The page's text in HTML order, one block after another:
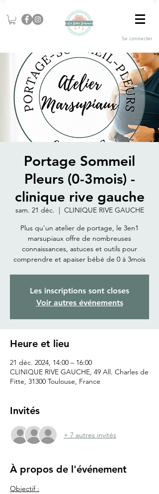
Se connecter
Portage Sommeil
Pleurs (0-3mois) -
clinique rive gauche
sam. 21 déc.
  |
CLINIQUE RIVE GAUCHE
Plus qu'un atelier de portage, le 3en1
marsupiaux offre de nombreuses
connaissances, astuces et outils pour
comprendre et apaiser bébé de 0 à 3mois
Les inscriptions sont closes
Voir autres événements
Heure et lieu
21 déc. 2024, 14:00 – 16:00
CLINIQUE RIVE GAUCHE, 49 All. Charles de
Fitte, 31300 Toulouse, France
Invités
+ 7 autres invités
À propos de l'événement
Objectif :